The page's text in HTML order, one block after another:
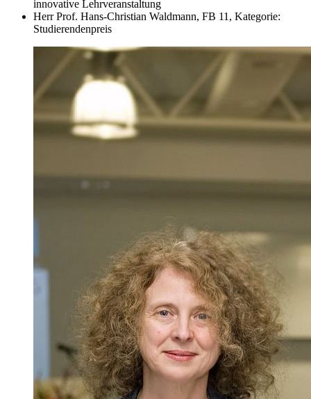
innovative Lehrveranstaltung
Herr Prof. Hans-Christian Waldmann, FB 11, Kategorie:
Studierendenpreis